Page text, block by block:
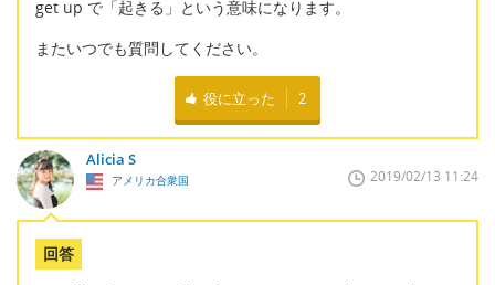
get up で「起きる」という意味になります。
またいつでも質問してください。
役に立った 2
Alicia S
アメリカ合衆国 2019/02/13 11:24
回答